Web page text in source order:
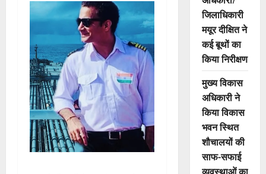
जिलाधिकारी
मयूर दीक्षित ने
कई बूथों का
किया निरीक्षण
मुख्य विकास
अधिकारी ने
किया विकास
भवन स्थित
शौचालयों की
साफ-सफाई
व्यवस्थाओं का